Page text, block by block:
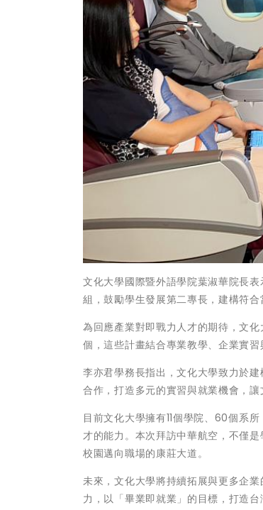
文化大學國際暨外語學院葉淑華院長
組，鼓勵學生發展第二專長，建構符合
為回應產業對即戰力人才的期待，文
個，這些計畫結合專業教學、企業實
李亦君學務長指出，文化大學致力於
合作，打造多元的實習與就業機會，
目前文化大學擁有11個學院、60個系
才的能力。本次拜訪中華航空，不僅
校園邁向職場的康莊大道。
未來，文化大學將持續拓展與更多企
力，以「畢業即就業」的目標，打造